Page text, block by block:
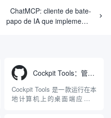
ChatMCP: cliente de bate-
papo de IA que implementa
Cockpit Tools：管理多个AI编程IDE账号与配置多开独立实例的本地桌面应用
Cockpit Tools 是一款运行在本
地计算机上的桌面端应用程